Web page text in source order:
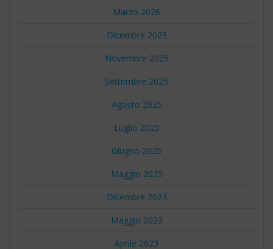
Marzo 2026
Dicembre 2025
Novembre 2025
Settembre 2025
Agosto 2025
Luglio 2025
Giugno 2025
Maggio 2025
Dicembre 2024
Maggio 2023
Aprile 2023